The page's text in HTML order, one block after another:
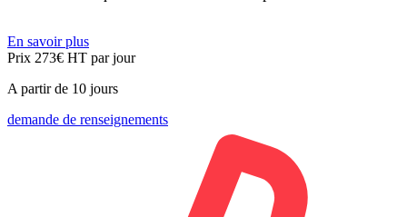
En savoir plus
Prix 273€ HT par jour
A partir de 10 jours
demande de renseignements